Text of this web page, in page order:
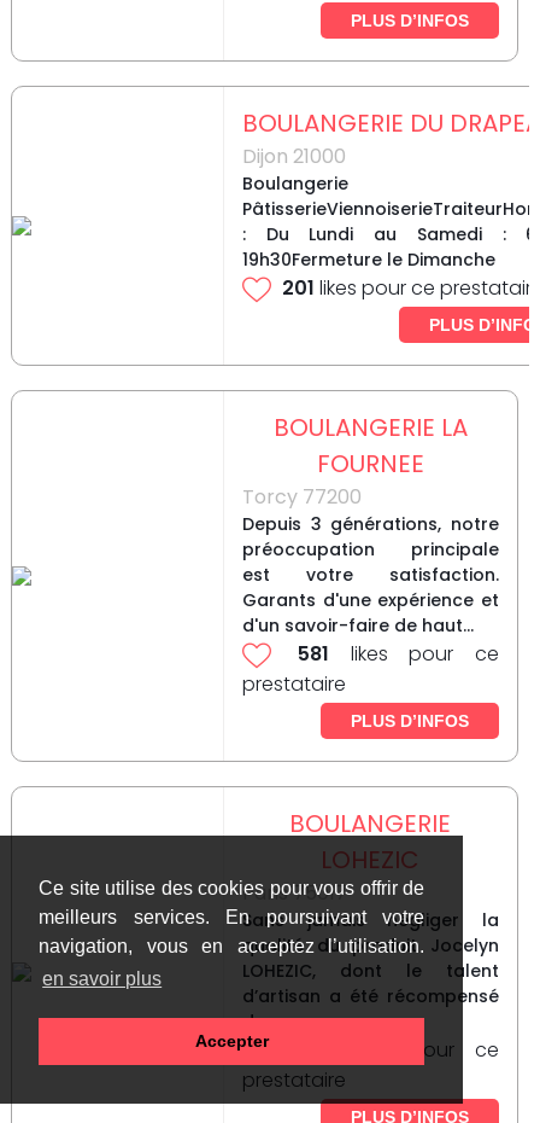
Ce site utilise des cookies pour vous offrir de
meilleurs services. En poursuivant votre
navigation, vous en acceptez l’utilisation.
en savoir plus
Accepter
PLUS D’INFOS
BOULANGERIE DU
Dijon 21000
Boulangerie
: Du Lundi au Samedi :
19h30Fermeture le Dimanche
201 likes pour ce
PLUS
BOULANGERIE LA
FOURNEE
Torcy 77200
Depuis 3 générations, notre
préoccupation principale
est votre satisfaction.
Garants d'une expérience et
d'un savoir-faire de haut...
581 likes pour ce
prestataire
PLUS D’INFOS
BOULANGERIE
LOHEZIC
Paris 75017
Sans jamais négliger la
qualité du produit Jocelyn
LOHEZIC, dont le talent
d’artisan a été récompensé
de...
likes pour ce
prestataire
PLUS D’INFOS